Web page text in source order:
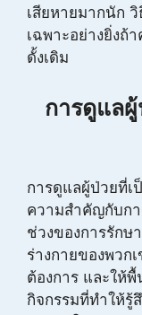
เสียหายมากนัก
เฉพาะอย่างยิ่งถ้
ดั้งเดิม
การดูแล
การดูแลผู้ป่วยที่เ
ความสำคัญกับก
ช่วงของการรักษ
ร่างกายของพวก
ต้องการ และให้
กิจกรรมที่ทำให้รู้